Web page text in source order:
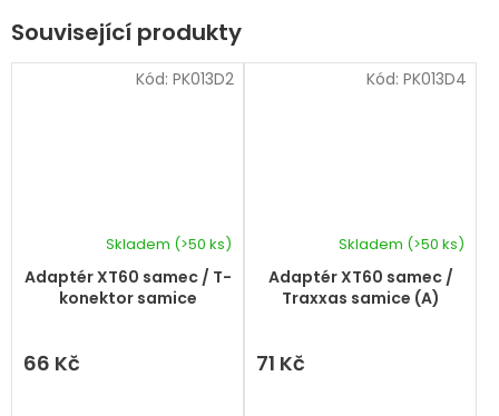
Související produkty
Adaptér XT60 samec / T-
konektor samice
Skladem (>50 ks)
66 Kč
Kód: PK013D2
Adaptér XT60 samec /
Traxxas samice (A)
Skladem (>50 ks)
71 Kč
Kód: PK013D4